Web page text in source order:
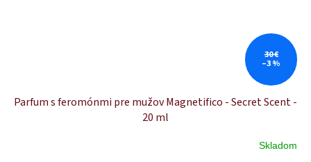
30 €
–3 %
Parfum s feromónmi pre mužov Magnetifico - Secret Scent -
20 ml
Skladom